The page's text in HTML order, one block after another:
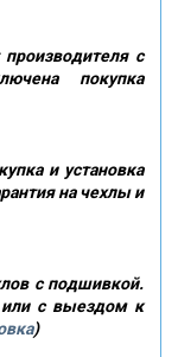
с
покупка
и установка
на чехлы и
с подшивкой.
или с выездом к
)